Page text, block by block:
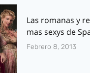
Las romanas y
mas sexys de
Febrero 8, 2013